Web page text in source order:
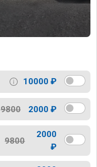
10000 ₽
9800 2000 ₽
9800
2000
₽